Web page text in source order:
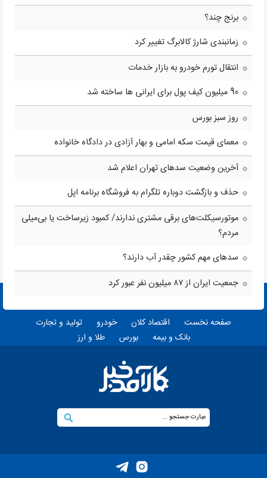
برنج چند؟
زمانبندی شارژ کالابرگ تغییر کرد
انتقال تورم خودرو به بازار خدمات
90 میلیون کیف پول برای ایرانی ها ساخته شد
روز سبز بورس
معمای قیمت سکه امامی و بهار آزادی در دادگاه خانواده
آخرین وضعیت سدهای تهران اعلام شد
حذف و بازگشت دوباره تلگرام به فروشگاه برنامه اپل
موتورسیکلت‌های برقی مشتری ندارند/ کمبود زیرساخت یا بی‌میلی
مردم؟
سدهای مهم کشور چقدر آب دارند؟
جمعیت ایران از ۸۷ میلیون نفر عبور کرد
صفحه نخست اقتصاد کلان خودرو
تولید و تجارت
بانک و بیمه
بورس طلا و ارز